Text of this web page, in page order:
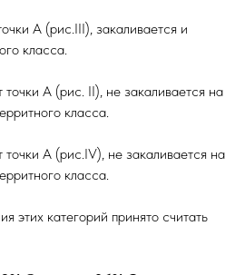
А (рис.III), закаливается и
класса.
А (рис. II), не закаливается на
класса.
А (рис.IV), не закаливается на
класса.
этих категорий принято считать